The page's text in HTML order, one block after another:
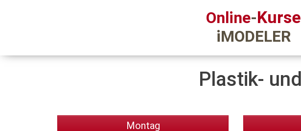
Online-Kurse
iMODELER
Plastik-
Montag